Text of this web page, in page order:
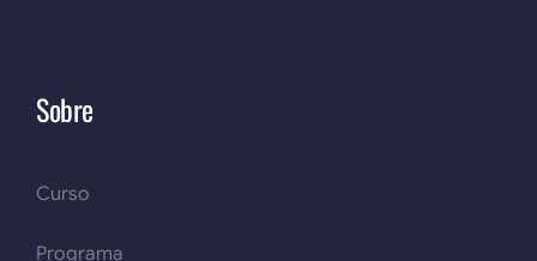
Sobre
Curso
Programa